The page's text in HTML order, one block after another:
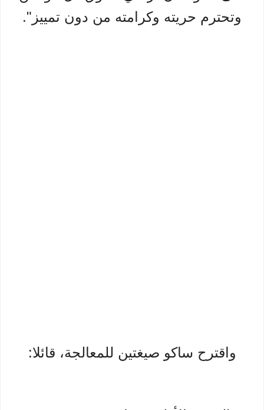
وتحترم حريته وكرامته من دون تمييز".
واقترح ساكو صيغتين للمعالجة، قائلا: